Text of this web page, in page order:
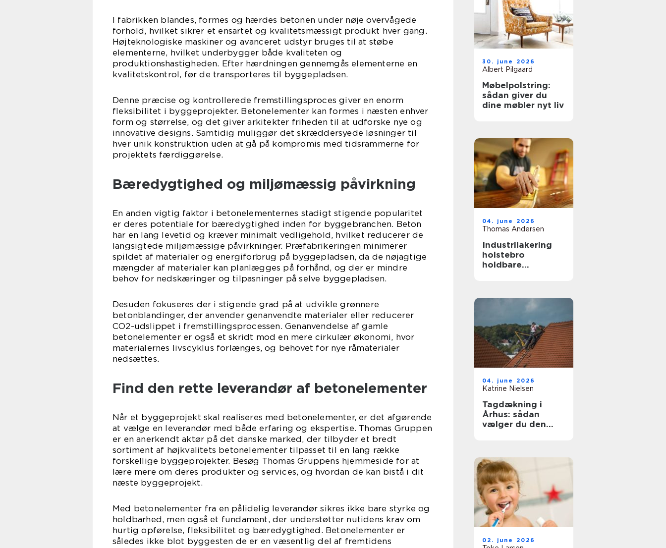
I fabrikken blandes, formes og hærdes betonen under nøje overvågede
forhold, hvilket sikrer et ensartet og kvalitetsmæssigt produkt hver gang.
Højteknologiske maskiner og avanceret udstyr bruges til at støbe
elementerne, hvilket underbygger både kvaliteten og
produktionshastigheden. Efter hærdningen gennemgås elementerne en
kvalitetskontrol, før de transporteres til byggepladsen.
Denne præcise og kontrollerede fremstillingsproces giver en enorm
fleksibilitet i byggeprojekter. Betonelementer kan formes i næsten enhver
form og størrelse, og det giver arkitekter friheden til at udforske nye og
innovative designs. Samtidig muliggør det skræddersyede løsninger til
hver unik konstruktion uden at gå på kompromis med tidsrammerne for
projektets færdiggørelse.
Bæredygtighed og miljømæssig påvirkning
En anden vigtig faktor i betonelementernes stadigt stigende popularitet
er deres potentiale for bæredygtighed inden for byggebranchen. Beton
har en lang levetid og kræver minimalt vedligehold, hvilket reducerer de
langsigtede miljømæssige påvirkninger. Præfabrikeringen minimerer
spildet af materialer og energiforbrug på byggepladsen, da de nøjagtige
mængder af materialer kan planlægges på forhånd, og der er mindre
behov for nedskæringer og tilpasninger på selve byggepladsen.
Desuden fokuseres der i stigende grad på at udvikle grønnere
betonblandinger, der anvender genanvendte materialer eller reducerer
CO2-udslippet i fremstillingsprocessen. Genanvendelse af gamle
betonelementer er også et skridt mod en mere cirkulær økonomi, hvor
materialernes livscyklus forlænges, og behovet for nye råmaterialer
nedsættes.
Find den rette leverandør af betonelementer
Når et byggeprojekt skal realiseres med betonelementer, er det afgørende
at vælge en leverandør med både erfaring og ekspertise. Thomas Gruppen
er en anerkendt aktør på det danske marked, der tilbyder et bredt
sortiment af højkvalitets betonelementer tilpasset til en lang række
forskellige byggeprojekter. Besøg Thomas Gruppens hjemmeside for at
lære mere om deres produkter og services, og hvordan de kan bistå i dit
næste byggeprojekt.
Med betonelementer fra en pålidelig leverandør sikres ikke bare styrke og
holdbarhed, men også et fundament, der understøtter nutidens krav om
hurtig opførelse, fleksibilitet og bæredygtighed. Betonelementer er
således ikke blot byggesten de er en væsentlig del af fremtidens
30. june 2026
Albert Pilgaard
Møbelpolstring:
sådan giver du
dine møbler nyt liv
04. june 2026
Thomas Andersen
Industrilakering
holstebro
holdbare
04. june 2026
Katrine Nielsen
Tagdækning i
Århus: sådan
vælger du den
02. june 2026